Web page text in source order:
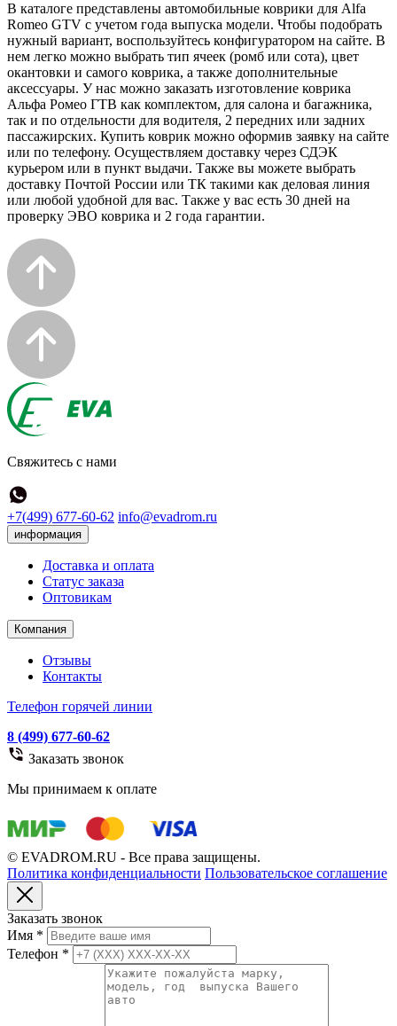
В каталоге представлены автомобильные коврики для Alfa
Romeo GTV с учетом года выпуска модели. Чтобы подобрать
нужный вариант, воспользуйтесь конфигуратором на сайте. В
нем легко можно выбрать тип ячеек (ромб или сота), цвет
окантовки и самого коврика, а также дополнительные
аксессуары. У нас можно заказать изготовление коврика
Альфа Ромео ГТВ как комплектом, для салона и багажника,
так и по отдельности для водителя, 2 передних или задних
пассажирских. Купить коврик можно оформив заявку на сайте
или по телефону. Осуществляем доставку через СДЭК
курьером или в пункт выдачи. Также вы можете выбрать
доставку Почтой России или ТК такими как деловая линия
или любой удобной для вас. Также у вас есть 30 дней на
проверку ЭВО коврика и 2 года гарантии.
Свяжитесь с нами
+7(499) 677-60-62 info@evadrom.ru
информация
Доставка и оплата
Статус заказа
Оптовикам
Компания
Отзывы
Контакты
Телефон горячей линии
8 (499) 677-60-62
Заказать звонок
Мы принимаем к оплате
© EVADROM.RU - Все права защищены.
Политика конфиденциальности Пользовательское соглашение
Заказать звонок
Имя *
Телефон *